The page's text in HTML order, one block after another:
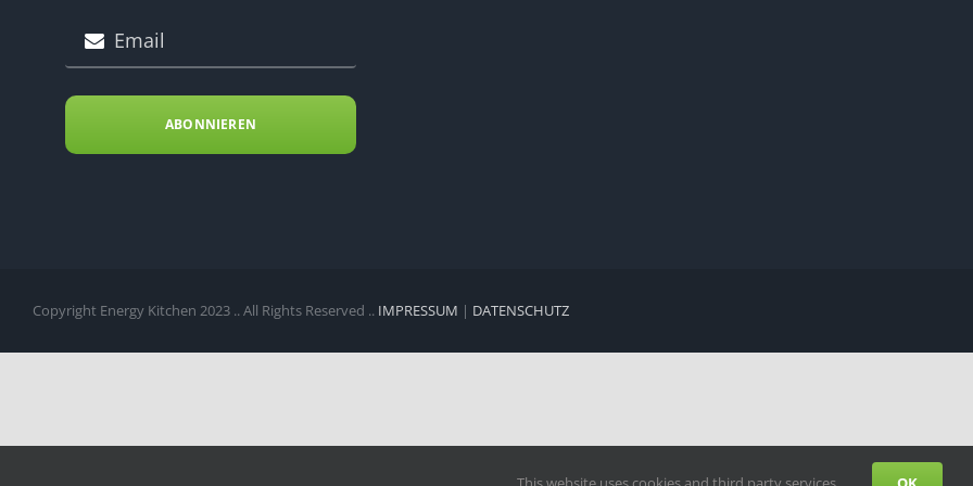
ABONNIEREN
Copyright Energy Kitchen 2023 .. All Rights Reserved .. IMPRESSUM | DATENSCHUTZ